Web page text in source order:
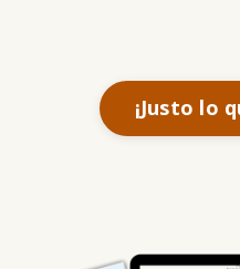
¡Justo lo